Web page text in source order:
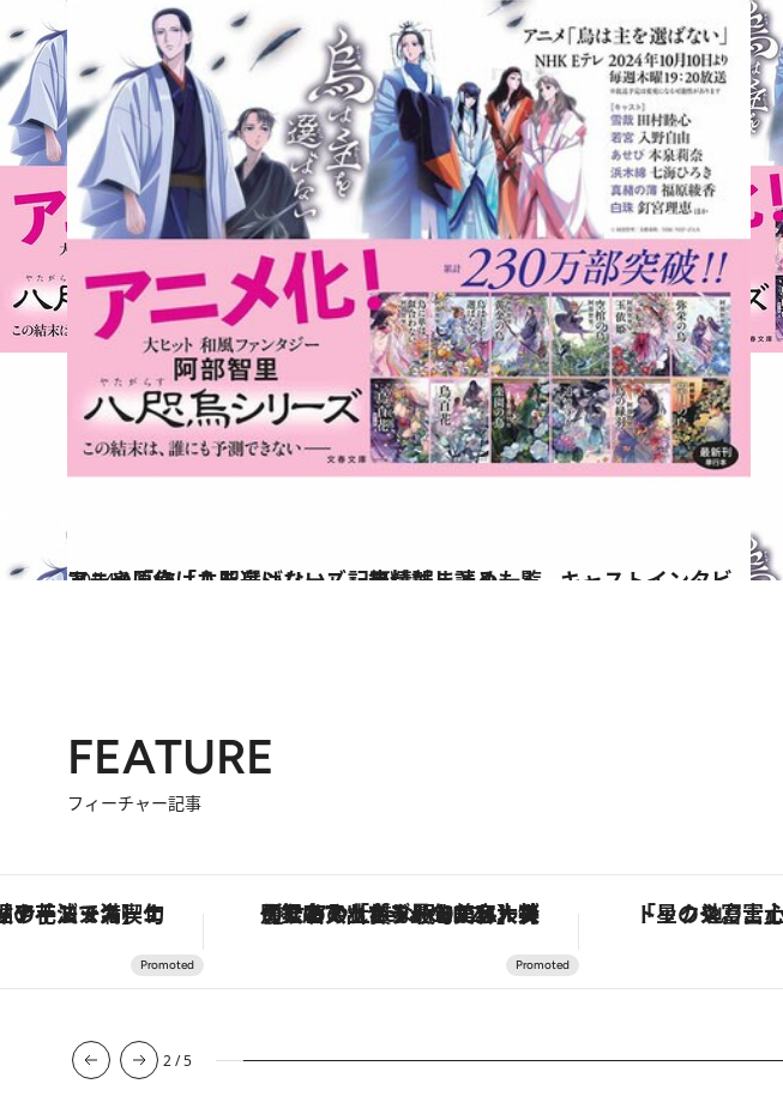
2024.10.17
アニメ『烏は主を選ばない」記事情報まとめ一覧…キャストインタビューや原作「八咫烏シリーズ」無料試し読みも！
カルチャー
FEATURE
フィーチャー記事
ズッキーニなどをイタリア・トスカーナの郷土料理の手法で満喫！ 【銀座で出合う最旬美容】美髪ケアや上質な眠り…セルフケアのアップデートから、特別な名入れギフトまで。大人のための「ReFa GINZA」クルーズ 「星のや富士」でデジタル
2/5